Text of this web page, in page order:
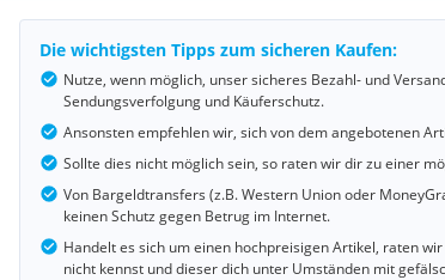
Die wichtigsten Tipps zum sicheren Kaufen:
Nutze, wenn möglich, unser sicheres Bezahl- und
Sendungsverfolgung und Käuferschutz.
Ansonsten empfehlen wir, sich von dem angebotenen
Sollte dies nicht möglich sein, so raten wir dir zu einer
Von Bargeldtransfers (z.B. Western Union oder
keinen Schutz gegen Betrug im Internet.
Handelt es sich um einen hochpreisigen Artikel, raten
nicht kennst und dieser dich unter Umständen mit